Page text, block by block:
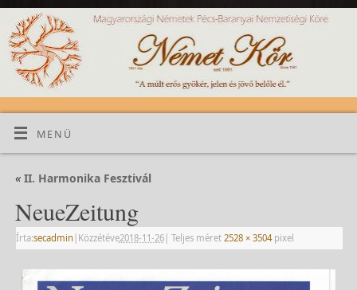
MENÜ
«II. Harmonika Fesztivál
NeueZeitung
Írta:secadmin | Közzétéve2018-11-26| Teljes méret 2528 × 3504pixel